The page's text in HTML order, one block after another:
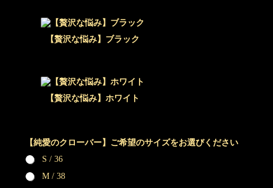
【贅沢な悩み】ブラック
【贅沢な悩み】ホワイト
【純愛のクローバー】ご希望のサイズをお選びください
S / 36
M / 38